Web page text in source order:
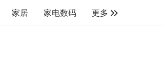
🇨🇦加拿大
家居 家电数码
更多